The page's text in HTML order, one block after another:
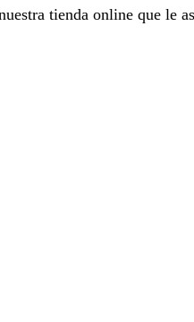
tienda online que le